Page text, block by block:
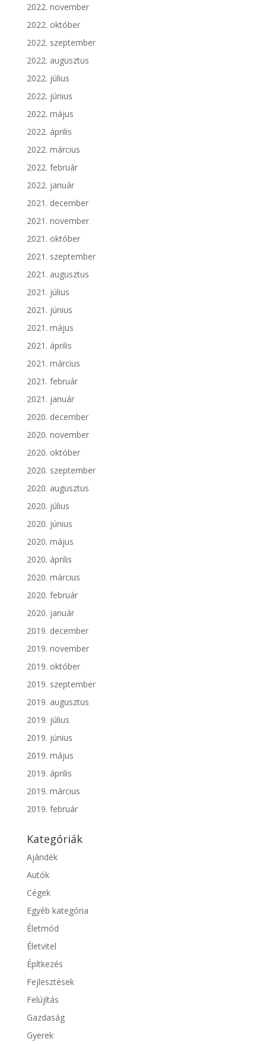
2022. november
2022. október
2022. szeptember
2022. augusztus
2022. július
2022. június
2022. május
2022. április
2022. március
2022. február
2022. január
2021. december
2021. november
2021. október
2021. szeptember
2021. augusztus
2021. július
2021. június
2021. május
2021. április
2021. március
2021. február
2021. január
2020. december
2020. november
2020. október
2020. szeptember
2020. augusztus
2020. július
2020. június
2020. május
2020. április
2020. március
2020. február
2020. január
2019. december
2019. november
2019. október
2019. szeptember
2019. augusztus
2019. július
2019. június
2019. május
2019. április
2019. március
2019. február
Kategóriák
Ajándék
Autók
Cégek
Egyéb kategória
Életmód
Életvitel
Építkezés
Fejlesztések
Felújítás
Gazdaság
Gyerek